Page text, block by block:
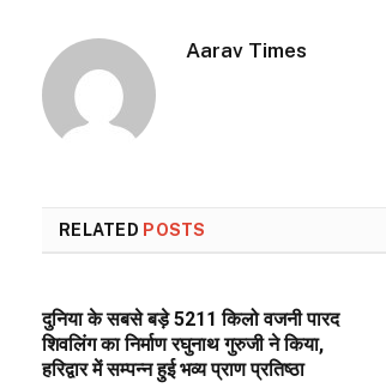
Aarav Times
RELATED POSTS
दुनिया के सबसे बड़े 5211 किलो वजनी पारद
शिवलिंग का निर्माण रघुनाथ गुरुजी ने किया,
हरिद्वार में सम्पन्न हुई भव्य प्राण प्रतिष्ठा